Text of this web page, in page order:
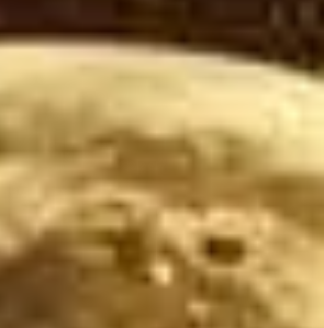
Hali
süzülen satın alma hikayeleri, mesleki
sektöründe edindiğim çok yönlü tecrübeler.
sırlarını ve komik anılarını keşfedin.”